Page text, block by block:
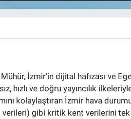
İzmir’in dijital hafızası ve
hızlı ve doğru yayıncılık
kolaylaştıran İzmir hava
verileri) gibi kritik kent verilerini